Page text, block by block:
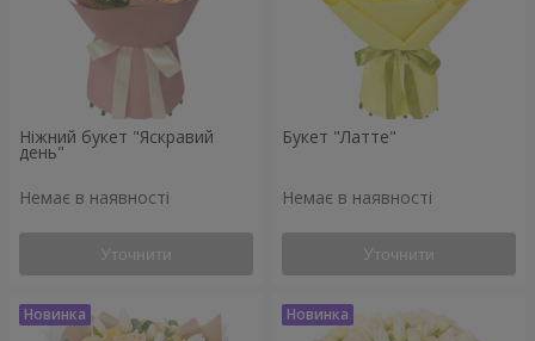
Ніжний букет "Яскравий
день"
Немає в наявності
Уточнити
Букет "Латте"
Немає в наявності
Уточнити